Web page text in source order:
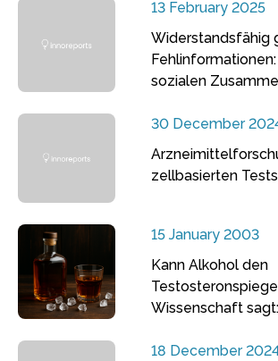
13 February 2025
Widerstandsfähig
sozialen
30 December
zellbasierten
15 January 2003
Kann Alkohol den
Wissenschaft
18 December